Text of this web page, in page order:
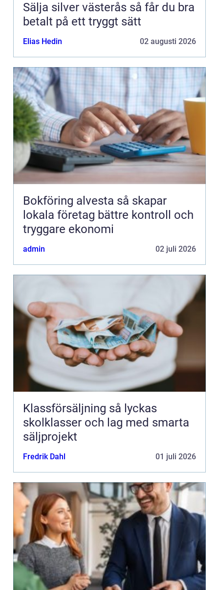
Sälja silver västerås så får du bra
betalt på ett tryggt sätt
Elias Hedin 02 augusti 2026
Bokföring alvesta så skapar
lokala företag bättre kontroll och
tryggare ekonomi
admin 02 juli 2026
Klassförsäljning så lyckas
skolklasser och lag med smarta
säljprojekt
Fredrik Dahl 01 juli 2026